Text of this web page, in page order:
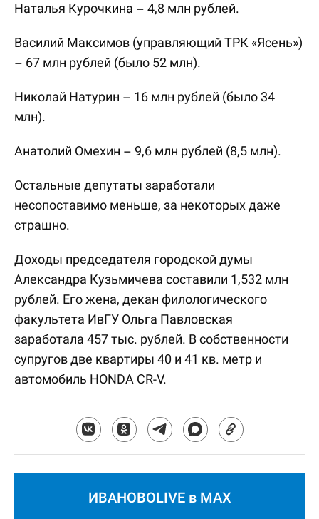
Наталья Курочкина – 4,8 млн рублей.
Василий Максимов (управляющий ТРК «Ясень»)
– 67 млн рублей (было 52 млн).
Николай Натурин – 16 млн рублей (было 34
млн).
Анатолий Омехин – 9,6 млн рублей (8,5 млн).
Остальные депутаты заработали
несопоставимо меньше, за некоторых даже
страшно.
Доходы председателя городской думы
Александра Кузьмичева составили 1,532 млн
рублей. Его жена, декан филологического
факультета ИвГУ Ольга Павловская
заработала 457 тыс. рублей. В собственности
супругов две квартиры 40 и 41 кв. метр и
автомобиль HONDA CR-V.
ИВАНОВОLIVE в MAX